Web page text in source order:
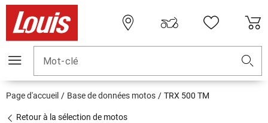
Mot-clé
Page d'accueil Base de données motos TRX 500 TM
Retour à la sélection de motos